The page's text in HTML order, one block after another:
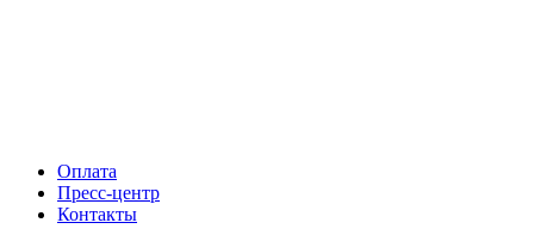
Оплата
Пресс-центр
Контакты